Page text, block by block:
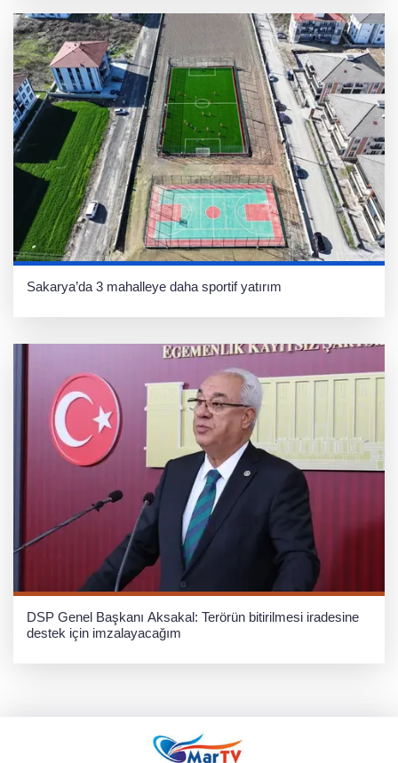
Sakarya’da 3 mahalleye daha sportif yatırım
DSP Genel Başkanı Aksakal: Terörün bitirilmesi iradesine
destek için imzalayacağım